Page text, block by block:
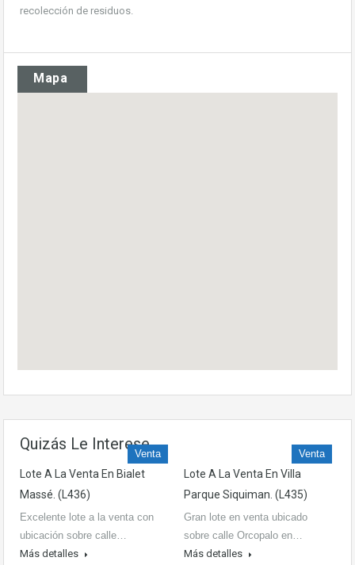
recolección de residuos.
Mapa
Quizás Le Interese
Venta
Lote A La Venta En Bialet
Massé. (L436)
Excelente lote a la venta con
ubicación sobre calle…
Más detalles
Venta
Lote A La Venta En Villa
Parque Siquiman. (L435)
Gran lote en venta ubicado
sobre calle Orcopalo en…
Más detalles